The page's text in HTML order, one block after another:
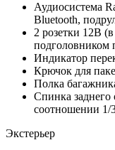
Аудиосистема
Bluetooth,
2 розетки 12В
подголовником
Индикатор
Крючок для
Полка
Спинка заднего
соотношении 1/
Экстерьер